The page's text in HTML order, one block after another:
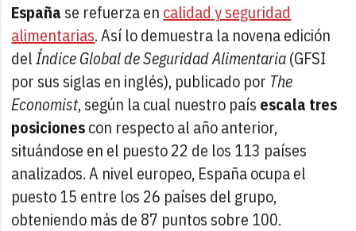
España se refuerza en calidad y seguridad
alimentarias. Así lo demuestra la novena edición
delÍndice Global de Seguridad Alimentaria(GFSI
por sus siglas en inglés), publicado por The
Economist, según la cual nuestro país escala tres
posicionescon respecto al año anterior,
situándose en el puesto 22 de los 113 países
analizados. A nivel europeo, España ocupa el
puesto 15 entre los 26 países del grupo,
obteniendo más de 87 puntos sobre 100.